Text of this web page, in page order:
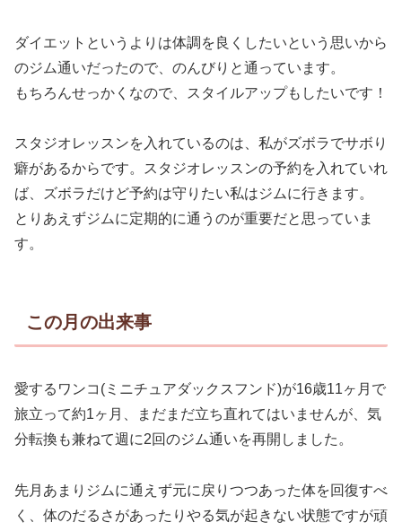
ダイエットというよりは体調を良くしたいという思いから
のジム通いだったので、のんびりと通っています。
もちろんせっかくなので、スタイルアップもしたいです！
スタジオレッスンを入れているのは、私がズボラでサボり
癖があるからです。スタジオレッスンの予約を入れていれ
ば、ズボラだけど予約は守りたい私はジムに行きます。
とりあえずジムに定期的に通うのが重要だと思っていま
す。
この月の出来事
愛するワンコ(ミニチュアダックスフンド)が16歳11ヶ月で
旅立って約1ヶ月、まだまだ立ち直れてはいませんが、気
分転換も兼ねて週に2回のジム通いを再開しました。
先月あまりジムに通えず元に戻りつつあった体を回復すべ
く、体のだるさがあったりやる気が起きない状態ですが頑